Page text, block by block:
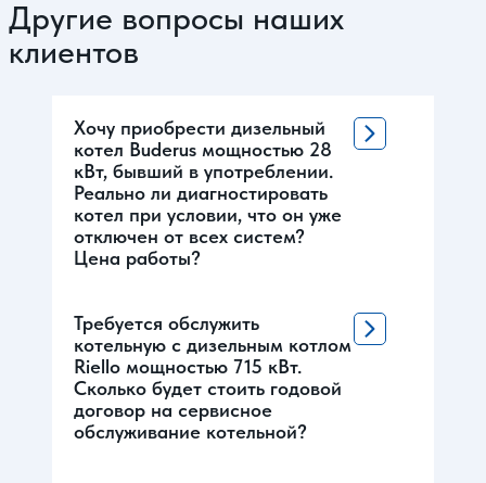
Другие вопросы наших
клиентов
Хочу приобрести дизельный
котел Buderus мощностью 28
кВт, бывший в употреблении.
Реально ли диагностировать
котел при условии, что он уже
отключен от всех систем?
Цена работы?
Требуется обслужить
котельную с дизельным котлом
Riello мощностью 715 кВт.
Сколько будет стоить годовой
договор на сервисное
обслуживание котельной?